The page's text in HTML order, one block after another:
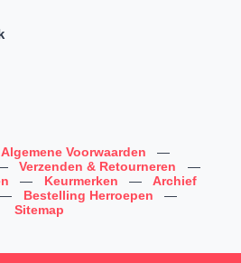
Algemene Voorwaarden
—
Verzenden & Retourneren
—
— Keurmerken —
Archief
— Bestelling Herroepen
—
Sitemap